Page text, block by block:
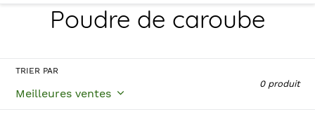
C
l
l
Poudre de caroube
TRIER PAR
0 produit